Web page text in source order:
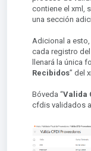
contiene el xml,
una sección
Adicional a
cada registro del
llenará la única
Recibidos” del
Bóveda “Valida
cfdis validados